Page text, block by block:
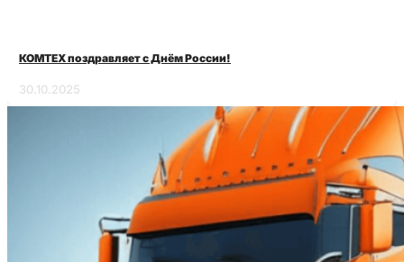
КОМТЕХ поздравляет с Днём России!
30.10.2025